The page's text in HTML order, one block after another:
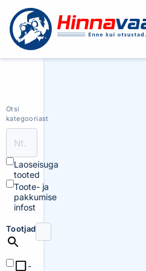
Otsi
kategooriast
Laoseisuga
tooted
Toote- ja
pakkumise
infost
Tootjad
-